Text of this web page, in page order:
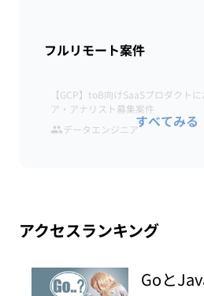
フルリモート案件
【GCP】toB向けSaaSプロダクト
ア・アナリスト募集案件
データエンジニアすべてみる
アクセスランキング
Goと